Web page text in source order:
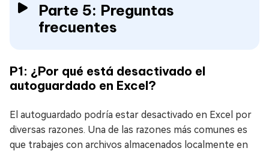
Parte 5: Preguntas
frecuentes
P1: ¿Por qué está desactivado el
autoguardado en Excel?
El autoguardado podría estar desactivado en Excel por
diversas razones. Una de las razones más comunes es
que trabajes con archivos almacenados localmente en